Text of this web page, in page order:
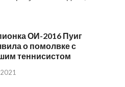
ОИ-2016 Пуиг
о помолвке с
теннисистом